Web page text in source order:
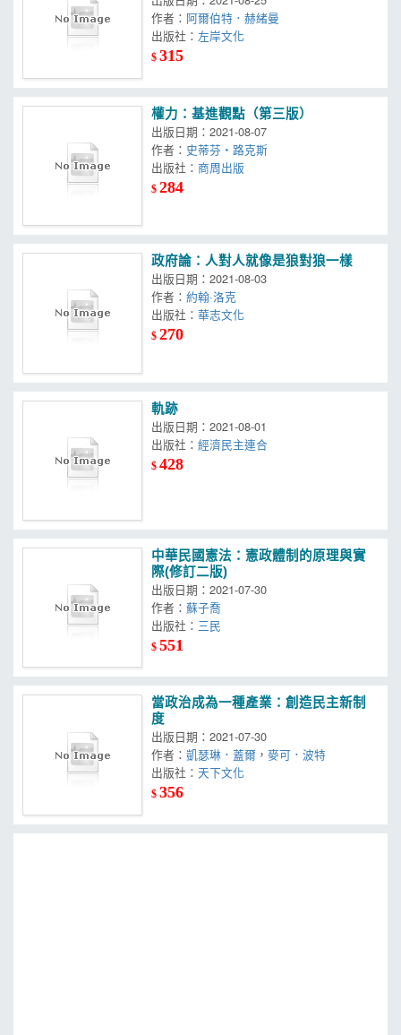
作者： 阿爾伯特．赫緒曼
出版社：
$315
權力：基進觀點（第三版）
出版日期：2021-08-07
作者： 史蒂芬‧路克斯
出版社：
$284
政府論：人對人就像是狼對狼一樣
出版日期：2021-08-03
作者：約翰·洛克
出版社：
$270
軌跡
出版日期：2021-08-01
出版社：
$428
中華民國憲法：憲政體制的原理與實
際(修訂二版)
出版日期：2021-07-30
作者：蘇子喬
出版社：
$551
當政治成為一種產業：創造民主新制
度
出版日期：2021-07-30
作者：凱瑟琳．蓋爾 ，麥可．波特
出版社：
$356